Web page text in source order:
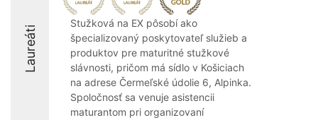
Laureáti
Stužková na EX pôsobí ako
špecializovaný poskytovateľ služieb a
produktov pre maturitné stužkové
slávnosti, pričom má sídlo v Košiciach
na adrese Čermeľské údolie 6, Alpinka.
Spoločnosť sa venuje asistencii
maturantom pri organizovaní